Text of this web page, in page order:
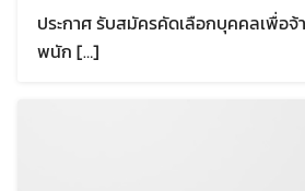
ประกาศ รับสมัครคัดเลือกบุคคลเพื่อจ้
พนัก […]